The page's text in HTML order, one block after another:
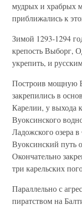
мудрых и храбрых
приближались к
Зимой 1293-1294
крепость Выборг,
укрепить, и
Построив мощную
закрепились в
Карелии, у выхода
Вуоксинского
Ладожского озера
Вуоксинский путь
Окончательно
три карельских
Параллельно с
пиратством на